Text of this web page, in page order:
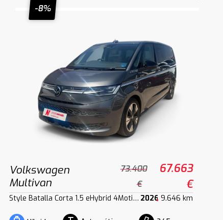
-8%
Volkswagen
Multivan
73.400
€
67.663
€
Style Batalla Corta 1.5 eHybrid 4Motion 180 kW (245 CV) DSG 2026 9.646 km